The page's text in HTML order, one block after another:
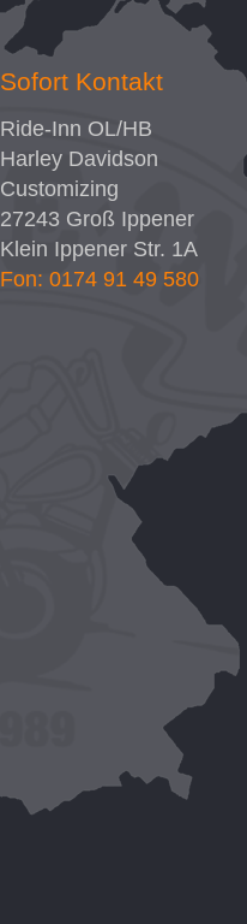
Sofort Kontakt
Ride-Inn OL/HB
Harley Davidson
Customizing
27243 Groß Ippener
Klein Ippener Str. 1A
Fon: 0174 91 49 580